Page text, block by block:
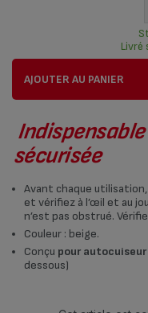
sécurisée
Avant chaque
et vérifiez à l’œil et au
n’est pas obstrué.
Couleur : beige.
Conçu pour autocuiseur
dessous)
Livré
AJOUTER AU PANIER